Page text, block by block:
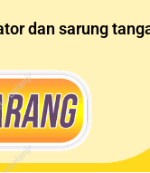
dan sarung